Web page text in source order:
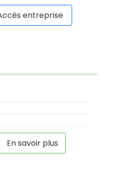
entreprise
En savoir plus